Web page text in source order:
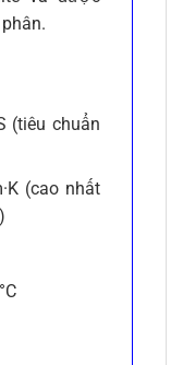
(tiêu chuẩn
(cao nhất